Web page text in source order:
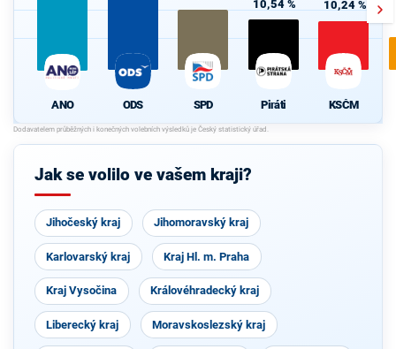
ANO ODS SPD
10,54 %
Piráti
10,24 %
KSČM
Jak se volilo ve vašem kraji?
Jihočeský kraj Jihomoravský kraj
Karlovarský kraj Kraj Hl. m. Praha
Kraj Vysočina Královéhradecký kraj
Liberecký kraj Moravskoslezský kraj